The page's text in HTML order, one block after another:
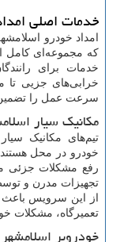
خدمات اصلی
امداد خودرو
که مجموعه‌ای
خدمات برای
خرابی‌های جزیی تا
سرعت عمل را
مکانیک سیار
تیم‌های مکانیک
خودرو در محل
رفع مشکلات جزئی
تجهیزات مدرن و
از این سرویس باعث
تعمیرگاه، مشکلات
خودروبر اسلامشهر